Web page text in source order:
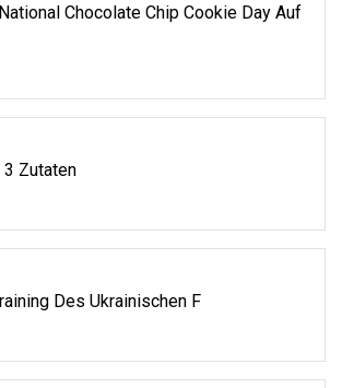
Chocolate Chip Cookie Day Auf
Zutaten
Des Ukrainischen F